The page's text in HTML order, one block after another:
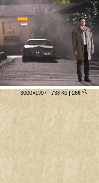
3000×1997 | 738 Кб | 266